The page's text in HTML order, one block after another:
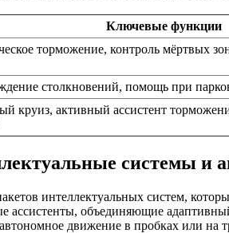
Ключевые функции
торможение, контроль мёртвых
столкновений, помощь при
круиз, активный ассистент
системы и
интеллектуальных систем,
объединяющие
движение в пробках или на